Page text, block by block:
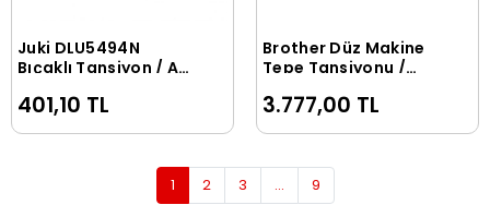
Sepete Ekle
Juki DLU5494N
Bıçaklı Tansiyon / A-
57359
401,10 TL
Sepete Ekle
Brother Düz Makine
Tepe Tansiyonu /
3.777,00 TL
1 2 3 ... 9